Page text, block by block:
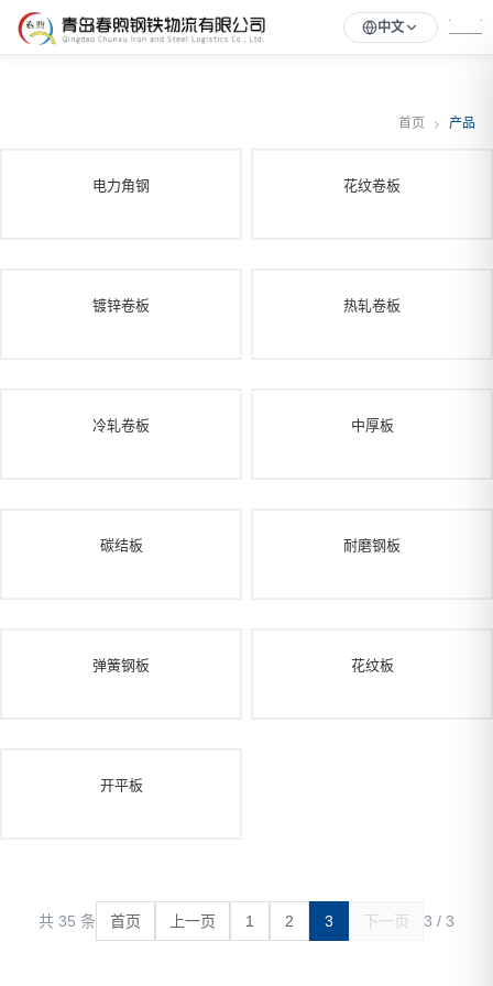
中文
首页 产品
电力角钢 花纹卷板
镀锌卷板 热轧卷板
冷轧卷板 中厚板
碳结板 耐磨钢板
弹簧钢板 花纹板
开平板
共 35 条 首页 上一页 1 2 3 下一页 3 / 3